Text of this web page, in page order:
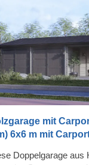
mit
6x6 m mit
Doppelgarage aus